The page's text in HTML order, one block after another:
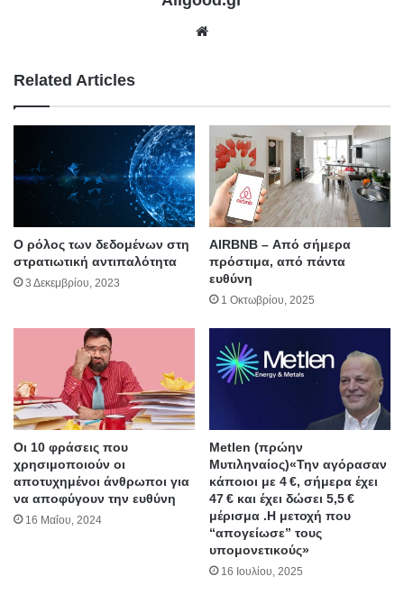
Related Articles
Ο ρόλος των δεδομένων στη
στρατιωτική αντιπαλότητα
3 Δεκεμβρίου, 2023
AIRBNB – Από σήμερα
πρόστιμα, από πάντα
ευθύνη
1 Οκτωβρίου, 2025
Οι 10 φράσεις που
χρησιμοποιούν οι
αποτυχημένοι άνθρωποι για
να αποφύγουν την ευθύνη
16 Μαΐου, 2024
Metlen (πρώην
Μυτιληναίος)«Την αγόρασαν
κάποιοι με 4 €, σήμερα έχει
47 € και έχει δώσει 5,5 €
μέρισμα .Η μετοχή που
“απογείωσε” τους
υπομονετικούς»
16 Ιουλίου, 2025